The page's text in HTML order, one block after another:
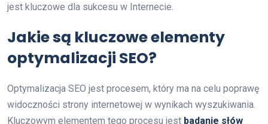
jest kluczowe dla sukcesu w Internecie.
Jakie są kluczowe elementy
optymalizacji SEO?
Optymalizacja SEO jest procesem, który ma na celu poprawę
widoczności strony internetowej w wynikach wyszukiwania.
Kluczowym elementem tego procesu jest badanie słów